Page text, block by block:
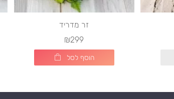
זר מדריד
₪299
הוסף לסל